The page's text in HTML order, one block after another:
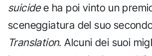
suicidee ha poi vinto un
sceneggiatura del suo
Translation. Alcuni dei suoi